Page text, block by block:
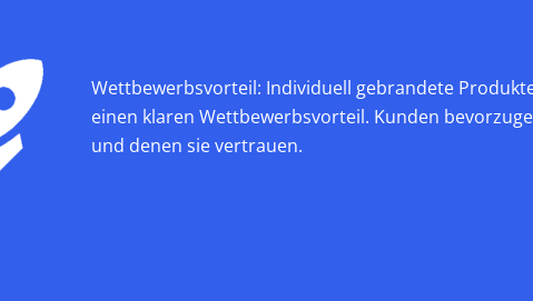
Wettbewerbsvorteil: Individuell gebrandete
einen klaren Wettbewerbsvorteil. Kunden
und denen sie vertrauen.